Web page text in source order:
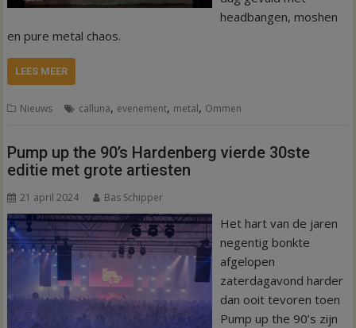
headbangen, moshen
en pure metal chaos.
LEES MEER
Nieuws calluna, evenement, metal, Ommen
Pump up the 90’s Hardenberg vierde 30ste
editie met grote artiesten
21 april 2024 Bas Schipper
Het hart van de jaren
negentig bonkte
afgelopen
zaterdagavond harder
dan ooit tevoren toen
Pump up the 90’s zijn